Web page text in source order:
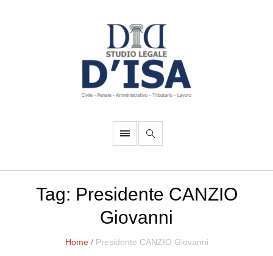
Tag: Presidente CANZIO
Giovanni
Home / Presidente CANZIO Giovanni